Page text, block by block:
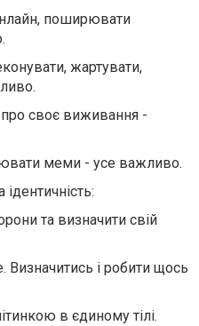
поширювати
жартувати,
про своє виживання -
меми - усе важливо.
та визначити свій
Визначитись і робити щось
в єдиному тілі.